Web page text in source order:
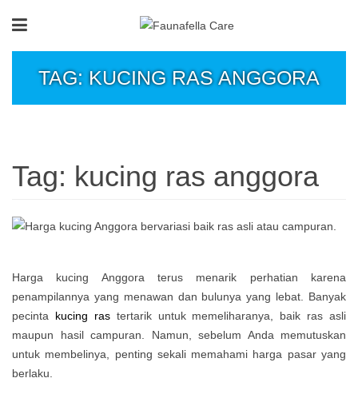
TAG: KUCING RAS ANGGORA
Tag: kucing ras anggora
Harga kucing Anggora terus menarik perhatian karena
penampilannya yang menawan dan bulunya yang lebat. Banyak
pecinta kucing rastertarik untuk memeliharanya, baik ras asli
maupun hasil campuran. Namun, sebelum Anda memutuskan
untuk membelinya, penting sekali memahami harga pasar yang
berlaku.